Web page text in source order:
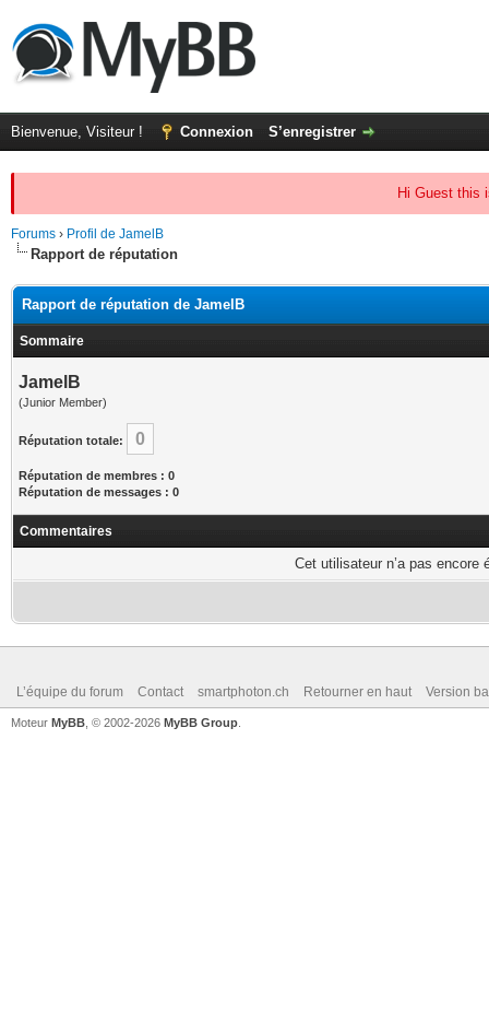
Bienvenue, Visiteur ! Connexion S’enregistrer
Hi Guest this
Forums › Profil de JamelB
Rapport de réputation
Rapport de réputation de JamelB
Sommaire
JamelB
(Junior Member)
Réputation totale: 0
Réputation de membres : 0
Réputation de messages : 0
Commentaires
Cet utilisateur n’a pas
L’équipe du forum Contact smartphoton.ch Retourner en haut Version
Moteur MyBB , © 2002-2026 MyBB Group